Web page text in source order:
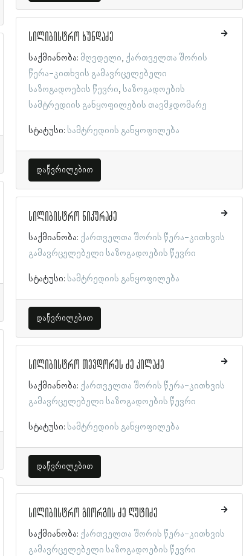
სილიბისტრო ხუნდაძე
საქმიანობა: მღვდელი ქართველთა შორის
წერა-კითხვის გამავრცელებელი
საზოგადოების წევრი საზოგადოების
სამტრედიის განყოფილების თავმჯდომარე
სტატუსი: სამტრედიის განყოფილება
დაწვრილებით
სილიბისტრო ნიკურაძე
საქმიანობა: ქართველთა შორის წერა-კითხვის
გამავრცელებელი საზოგადოების წევრი
სტატუსი: სამტრედიის განყოფილება
დაწვრილებით
სილიბისტრო თევდორეს ძე კილაძე
საქმიანობა: ქართველთა შორის წერა-კითხვის
გამავრცელებელი საზოგადოების წევრი
სტატუსი: სამტრედიის განყოფილება
დაწვრილებით
სილიბისტრო გიორგის ძე ღუტიძე
საქმიანობა: ქართველთა შორის წერა-კითხვის
გამავრცელებელი საზოგადოების წევრი